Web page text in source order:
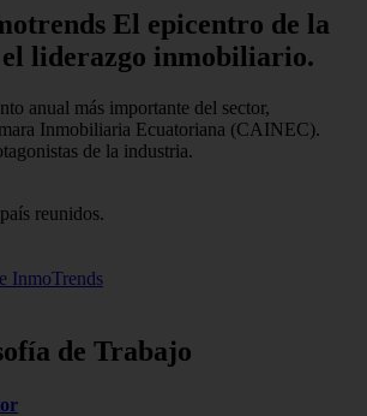
El epicentro de la
liderazgo inmobiliario.
anual más importante del sector,
Inmobiliaria Ecuatoriana (CAINEC).
de la industria.
reunidos.
InmoTrends
de Trabajo